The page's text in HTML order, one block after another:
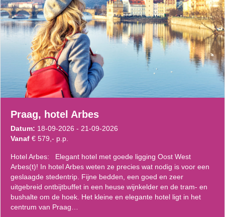
Praag, hotel Arbes
Datum: 18-09-2026 - 21-09-2026
Vanaf € 579,- p.p.
Hotel Arbes: Elegant hotel met goede ligging Oost West
Arbes(t)! In hotel Arbes weten ze precies wat nodig is voor een
geslaagde stedentrip. Fijne bedden, een goed en zeer
uitgebreid ontbijtbuffet in een heuse wijnkelder en de tram- en
bushalte om de hoek. Het kleine en elegante hotel ligt in het
centrum van Praag…